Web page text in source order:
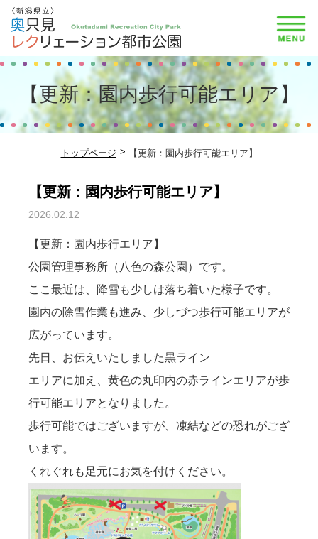
【更新：園内歩行可能エリア】
トップページ 【更新：園内歩行可能エリア】
【更新：園内歩行可能エリア】
2026.02.12
【更新：園内歩行エリア】
公園管理事務所（八色の森公園）です。
ここ最近は、降雪も少しは落ち着いた様子です。
園内の除雪作業も進み、少しづつ歩行可能エリアが
広がっています。
先日、お伝えいたしました黒ライン
エリアに加え、黄色の丸印内の赤ラインエリアが歩
行可能エリアとなりました。
歩行可能ではございますが、凍結などの恐れがござ
います。
くれぐれも足元にお気を付けください。